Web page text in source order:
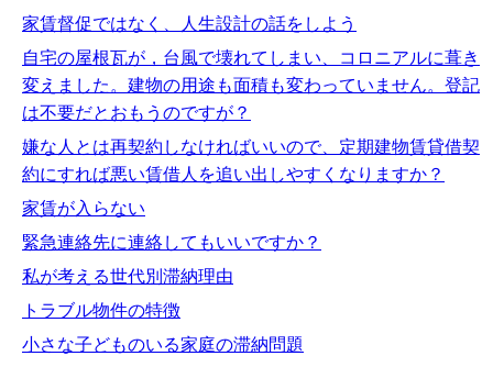
家賃督促ではなく、人生設計の話をしよう
自宅の屋根瓦が，台風で壊れてしまい、コロニアルに葺き
変えました。建物の用途も面積も変わっていません。登記
は不要だとおもうのですが？
嫌な人とは再契約しなければいいので、定期建物賃貸借契
約にすれば悪い賃借人を追い出しやすくなりますか？
家賃が入らない
緊急連絡先に連絡してもいいですか？
私が考える世代別滞納理由
トラブル物件の特徴
小さな子どものいる家庭の滞納問題